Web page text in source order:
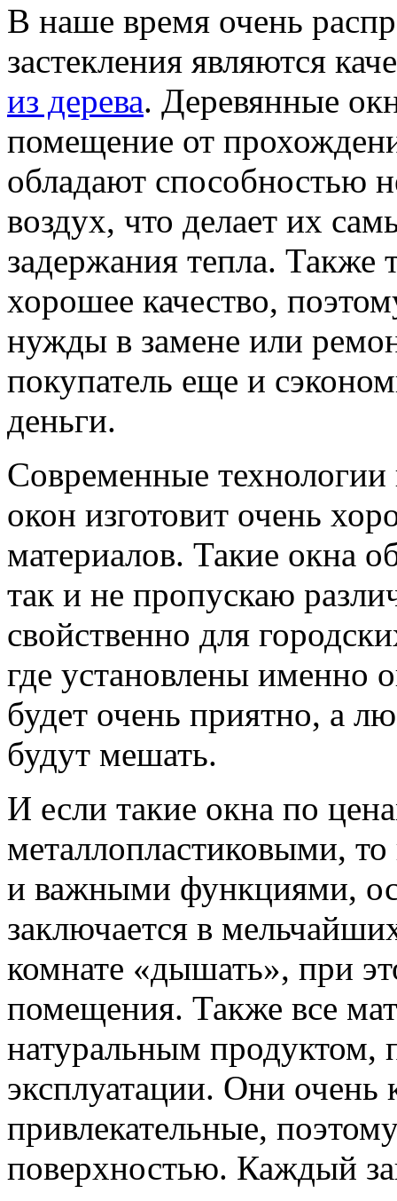
В наше время очень
застекления являются
из дерева. Деревянные
помещение от
обладают способностью
воздух, что делает их
задержания тепла. Также
хорошее качество,
нужды в замене или
покупатель еще и
деньги.
Современные
окон изготовит очень
материалов. Такие окна
так и не пропускаю
свойственно для
где установлены именно
будет очень приятно, а
будут мешать.
И если такие окна по
металлопластиковыми,
и важными функциями,
заключается в
комнате «дышать», при
помещения. Также все
натуральным продуктом,
эксплуатации. Они очень
привлекательные,
поверхностью. Каждый